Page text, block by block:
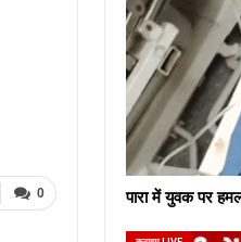
0 पारा में युवक पर